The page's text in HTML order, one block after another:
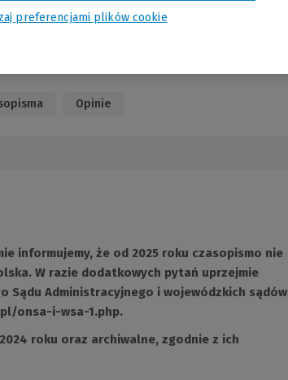
Opinie
informujemy, że od 2025 roku czasopismo nie
W razie dodatkowych pytań uprzejmie
Sądu Administracyjnego i wojewódzkich sądów
onsa-i-wsa-1.php(Link
do
.
roku oraz archiwalne, zgodnie z ich
preferencjami plików cookie